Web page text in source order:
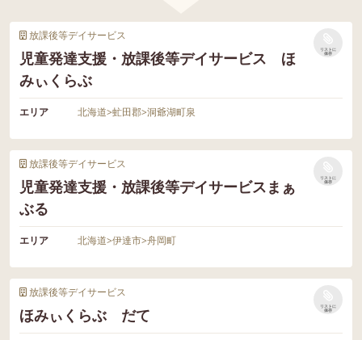
放課後等デイサービス
児童発達支援・放課後等デイサービス ほ
みぃくらぶ
リストに
保存
エリア 北海道>虻田郡>洞爺湖町泉
放課後等デイサービス
児童発達支援・放課後等デイサービスまぁ
ぶる
リストに
保存
エリア 北海道>伊達市>舟岡町
放課後等デイサービス
ほみぃくらぶ だて
リストに
保存